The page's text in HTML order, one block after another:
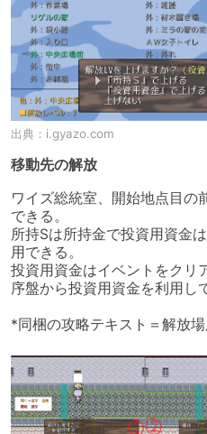
出典： i.gyazo.com
移動先の解放
ワイズ総統室、開始地点目の
できる。
所持Sは所持金で投資用資金
用できる。
投資用資金はイベントをクリ
序盤から投資用資金を利用し
*同梱の攻略テキスト＝解放